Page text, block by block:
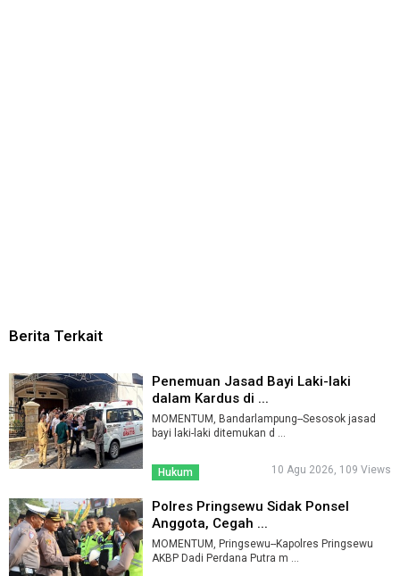
Berita Terkait
Penemuan Jasad Bayi Laki-laki
dalam Kardus di ...
MOMENTUM, Bandarlampung--Sesosok jasad
bayi laki-laki ditemukan d ...
Hukum 10 Agu 2026, 109 Views
Polres Pringsewu Sidak Ponsel
Anggota, Cegah ...
MOMENTUM, Pringsewu--Kapolres Pringsewu
AKBP Dadi Perdana Putra m ...